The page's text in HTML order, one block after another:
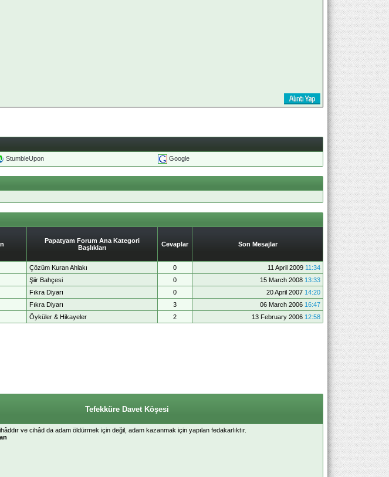
StumbleUpon Google
Papatyam Forum Ana Kategori
Başlıkları
Cevaplar Son Mesajlar
Çözüm Kuran Ahlakı 0 11 April 2009 11:34
Şiir Bahçesi 0 15 March 2008 13:33
Fıkra Diyarı 0 20 April 2007 14:20
Fıkra Diyarı 3 06 March 2006 16:47
Öyküler & Hikayeler 2 13 February 2006 12:58
Tefekküre Davet Köşesi
ve cihâd da adam öldürmek için değil, adam kazanmak için yapılan fedakarlıktır.